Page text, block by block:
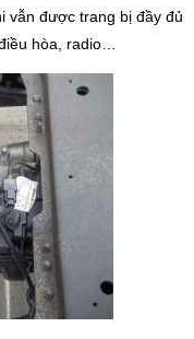
vẫn được trang bị đầy đủ
hòa, radio…